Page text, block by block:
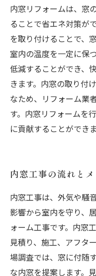
内窓リフォームは、窓
ることで省エネ対策が
を取り付けることで、
室内の温度を一定に保
低減することができ、
きます。内窓の取り付
なため、リフォーム業
す。内窓リフォームを
に貢献することができま
内窓工事の流れとメ
内窓工事は、外気や騒
影響から室内を守り、
ォーム工事です。内窓
見積り、施工、アフタ
場調査では、窓に付随
な内窓を提案します。